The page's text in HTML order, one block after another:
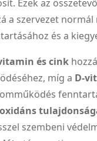
Ezek az
a szervezet
és a
és cink
míg a D-
szembeni